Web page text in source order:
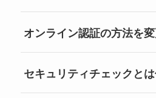
オンライン認証の方法を
セキュリティチェックと